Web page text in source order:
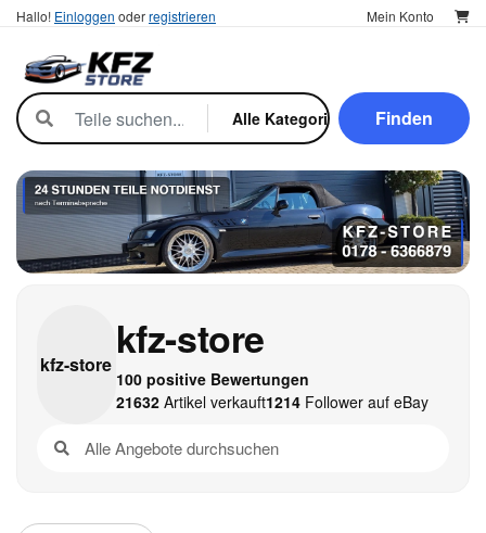
Hallo! Einloggen oderregistrieren Mein Konto
Finden
kfz-store
kfz-store
100 positive Bewertungen
21632Artikel verkauft1214Follower auf eBay